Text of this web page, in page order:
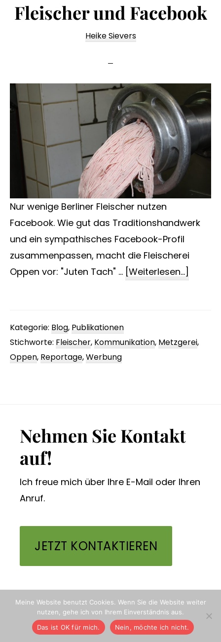
Fleischer und Facebook
Heike Sievers
Nur wenige Berliner Fleischer nutzen
Facebook. Wie gut das Traditionshandwerk
und ein sympathisches Facebook-Profil
zusammenpassen, macht die Fleischerei
Oppen vor: "Juten Tach" … [Weiterlesen...]
Kategorie: Blog, Publikationen
Stichworte: Fleischer, Kommunikation, Metzgerei,
Oppen, Reportage,Werbung
Footer
Nehmen Sie Kontakt
auf!
Ich freue mich über Ihre E-Mail oder Ihren
Anruf.
JETZT KONTAKTIEREN
© 2026 · HEIKE-SIEVERS.COM · HEIKE SIEVERS, FACH-
JOURNALISTIN, BERLIN ·IMPRESSUM·
DATENSCHUTZERKLÄRUNG·KONTAKT
Meine Website benutzt Cookies. Wenn Sie die Website weiter
nutzen, gehe ich von Ihrem Einverständnis aus.
Das ist OK für mich.
Nein, möchte ich nicht.